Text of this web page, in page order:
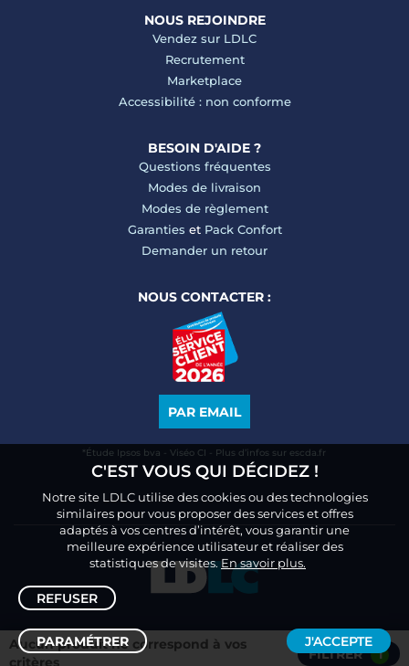
Trier /Filtrer
Aucun produit ne correspond à vos
critères
FILTRER 1
NOUS REJOINDRE
Vendez sur LDLC
Recrutement
Marketplace
Accessibilité : non conforme
BESOIN D'AIDE ?
Questions fréquentes
Modes de livraison
Modes de règlement
Garanties et Pack Confort
Demander un retour
NOUS CONTACTER :
PAR EMAIL
*Étude Ipsos bva - Viséo CI - Plus d’infos sur escda.fr
C'EST VOUS QUI DÉCIDEZ !
Notre site LDLC utilise des cookies ou des technologies
similaires pour vous proposer des services et offres
adaptés à vos centres d’intérêt, vous garantir une
meilleure expérience utilisateur et réaliser des
statistiques de visites.En savoir plus.
REFUSER
PARAMÉTRER J'ACCEPTE